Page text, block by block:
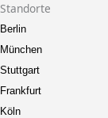
Standorte
Berlin
München
Stuttgart
Frankfurt
Köln